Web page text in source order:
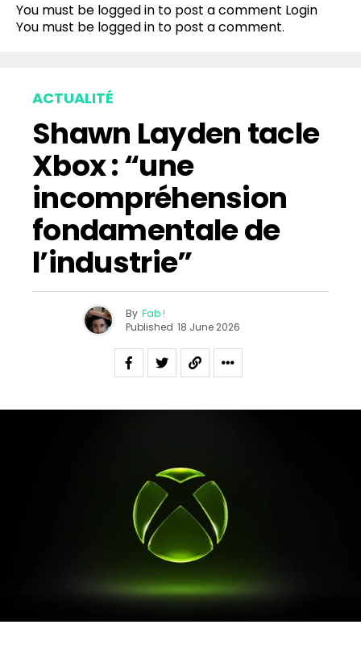
You must be logged in to post a comment Login
You must be logged in to post a comment.
ACTUALITÉ
Shawn Layden tacle
Xbox : “une
incompréhension
fondamentale de
l’industrie”
By Fab !
Published 18 June 2026